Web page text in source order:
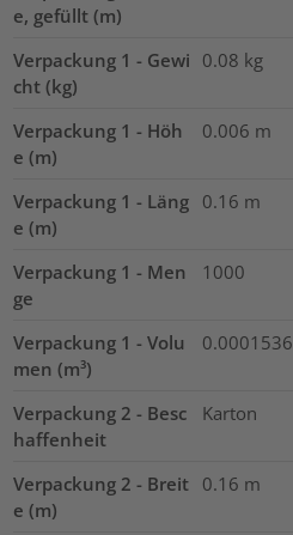
e, gefüllt (m)
Verpackung 1 - Gewi
cht (kg)
0.08 kg
Verpackung 1 - Höh
e (m)
0.006 m
Verpackung 1 - Läng
e (m)
0.16 m
Verpackung 1 - Men
ge
1000
Verpackung 1 - Volu
men (m³)
0.0001536
Verpackung 2 - Besc
haffenheit
Karton
Verpackung 2 - Breit
e (m)
0.16 m